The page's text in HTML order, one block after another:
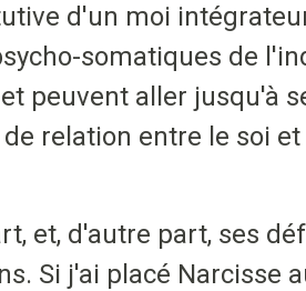
d'un moi
somatiques de
peuvent aller jusqu'à
relation entre le soi
et, d'autre part, ses
Si j'ai placé Narcisse